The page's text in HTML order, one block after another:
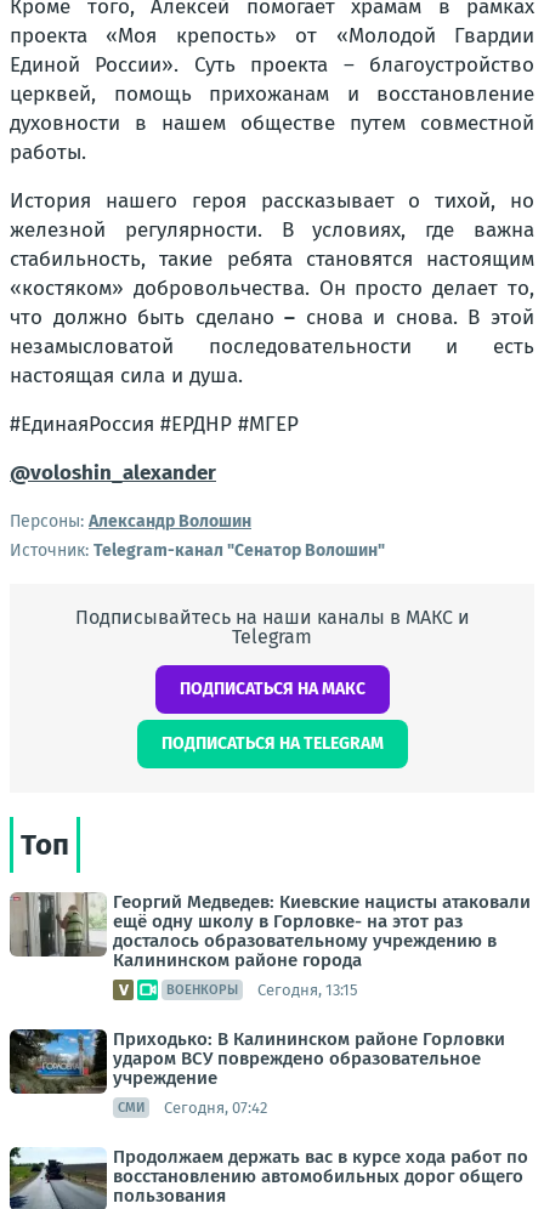
Кроме того, Алексей помогает храмам в рамках
проекта «Моя крепость» от «Молодой Гвардии
Единой России». Суть проекта – благоустройство
церквей, помощь прихожанам и восстановление
духовности в нашем обществе путем совместной
работы.
История нашего героя рассказывает о тихой, но
железной регулярности. В условиях, где важна
стабильность, такие ребята становятся настоящим
«костяком» добровольчества. Он просто делает то,
что должно быть сделано– снова и снова. В этой
незамысловатой последовательности и есть
настоящая сила и душа.
#ЕдинаяРоссия #ЕРДНР #МГЕР
@voloshin_alexander
Персоны: Александр Волошин
Источник: Telegram-канал "Сенатор Волошин"
Подписывайтесь на наши каналы в МАКС и
Telegram
ПОДПИСАТЬСЯ НА МАКС
ПОДПИСАТЬСЯ НА TELEGRAM
Топ
Георгий Медведев: Киевские нацисты атаковали
ещё одну школу в Горловке- на этот раз
досталось образовательному учреждению в
Калининском районе города
ВОЕНКОРЫ Сегодня, 13:15
Приходько: В Калининском районе Горловки
ударом ВСУ повреждено образовательное
учреждение
СМИ Сегодня, 07:42
Продолжаем держать вас в курсе хода работ по
восстановлению автомобильных дорог общего
пользования